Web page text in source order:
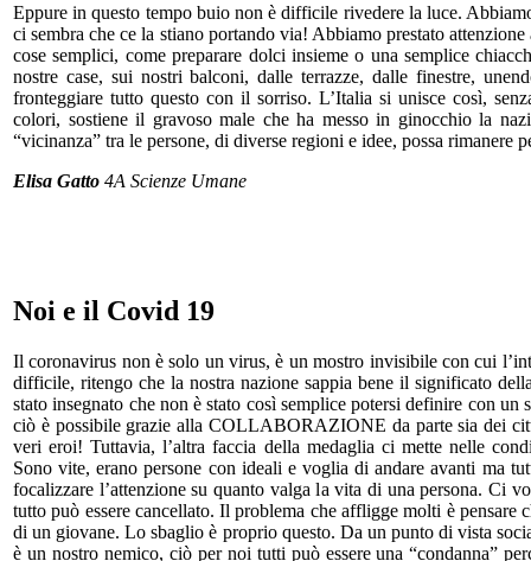
Eppure in questo tempo buio non è difficile rivedere la luce.
ci sembra che ce la stiano portando via! Abbiamo prestato
cose semplici, come preparare dolci insieme o una semplice
nostre case, sui nostri balconi, dalle terrazze, dalle finestre,
fronteggiare tutto questo con il sorriso. L’Italia si unisce così,
colori, sostiene il gravoso male che ha messo in ginocchio la
“vicinanza” tra le persone, di diverse regioni e idee, possa rimanere
Elisa Gatto 4A Scienze Umane
Noi e il Covid 19
Il coronavirus non è solo un virus, è un mostro invisibile con cui
difficile, ritengo che la nostra nazione sappia bene il significato
stato insegnato che non è stato così semplice potersi definire con
ciò è possibile grazie alla COLLABORAZIONE da parte sia dei
veri eroi! Tuttavia, l’altra faccia della medaglia ci mette nelle
Sono vite, erano persone con ideali e voglia di andare avanti ma
focalizzare l’attenzione su quanto valga la vita di una persona. Ci
tutto può essere cancellato. Il problema che affligge molti è pensare
di un giovane. Lo sbaglio è proprio questo. Da un punto di vista
è un nostro nemico, ciò per noi tutti può essere una “condanna”